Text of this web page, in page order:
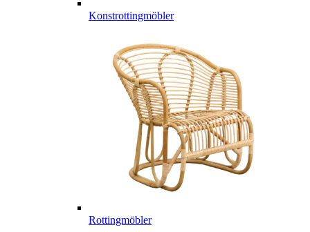
Konstrottingmöbler
Rottingmöbler